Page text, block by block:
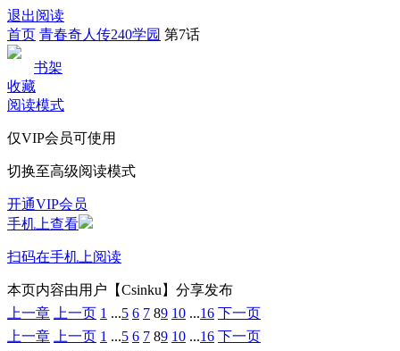
退出阅读
首页 青春奇人传240学园 第7话
书架
收藏
阅读模式
仅VIP会员可使用
切换至高级阅读模式
开通VIP会员
手机上查看
扫码在手机上阅读
本页内容由用户【Csinku】分享发布
上一章
上一页 1 ...5 6 7 89 10 ...16 下一页
上一章
上一页 1 ...5 6 7 89 10 ...16 下一页